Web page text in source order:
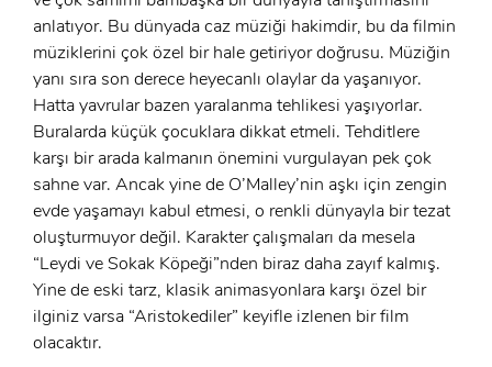
Şifre:
Beni Hatırla Şifremi Unuttum ?
GIRIŞ
ÜYE OL
GIRIŞ
anlatıyor. Bu dünyada caz müziği hakimdir, bu da filmin
müziklerini çok özel bir hale getiriyor doğrusu. Müziğin
yanı sıra son derece heyecanlı olaylar da yaşanıyor.
Hatta yavrular bazen yaralanma tehlikesi yaşıyorlar.
Buralarda küçük çocuklara dikkat etmeli. Tehditlere
karşı bir arada kalmanın önemini vurgulayan pek çok
sahne var. Ancak yine de O’Malley’nin aşkı için zengin
evde yaşamayı kabul etmesi, o renkli dünyayla bir tezat
oluşturmuyor değil. Karakter çalışmaları da mesela
“Leydi ve Sokak Köpeği”nden biraz daha zayıf kalmış.
Yine de eski tarz, klasik animasyonlara karşı özel bir
ilginiz varsa “Aristokediler” keyifle izlenen bir film
olacaktır.